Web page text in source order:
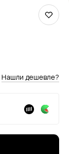
Нашли дешевле?